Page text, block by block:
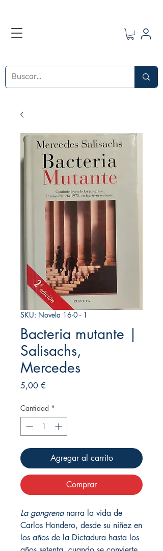
SKU: Novela 16-0 - 1
Bacteria mutante |
Salisachs,
Mercedes
5,00 €
Cantidad *
Agregar al carrito
Comprar
La gangrenanarra la vida de
Carlos Hondero, desde su niñez en
los años de la Dictadura hasta los